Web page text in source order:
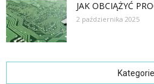
JAK OBCIĄŻYĆ
2 października 2025
Kategorie